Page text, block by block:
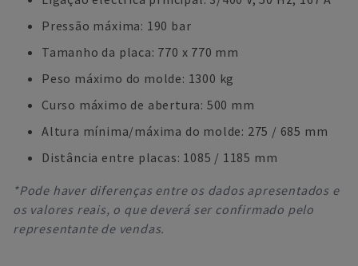
Pressão máxima: 190 bar
Tamanho da placa: 770 x 770 mm
Peso máximo do molde: 1300 kg
Curso máximo de abertura: 500 mm
Altura mínima/máxima do molde: 275 / 685 mm
Distância entre placas: 1085 / 1185 mm
*Pode haver diferenças entre os dados apresentados e
os valores reais, o que deverá ser confirmado pelo
representante de vendas.